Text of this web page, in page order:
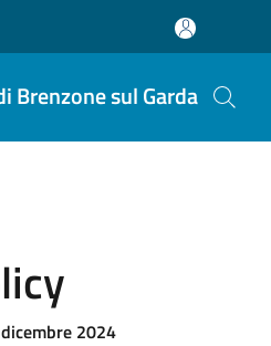
Brenzone sul Garda
2024